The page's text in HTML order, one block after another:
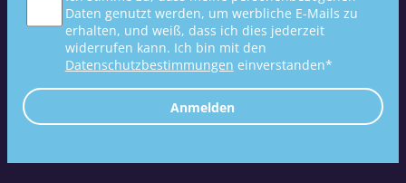
Daten genutzt werden, um werbliche E-Mails zu
erhalten, und weiß, dass ich dies jederzeit
widerrufen kann. Ich bin mit den
Datenschutzbestimmungen einverstanden*
Anmelden